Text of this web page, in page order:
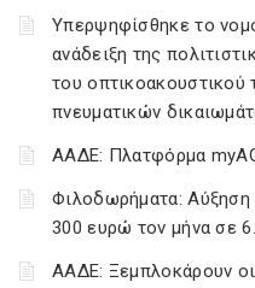
Υπερψηφίσθηκε το
ανάδειξη της
του οπτικοακουστικού
πνευματικών
ΑΑΔΕ: Πλατφόρμα
Φιλοδωρήματα:
300 ευρώ τον μήνα σε
ΑΑΔΕ: Ξεμπλοκάρουν